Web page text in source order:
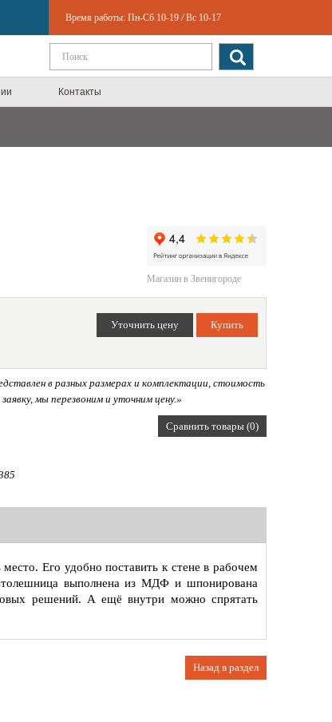
Время работы: Пн-Сб 10-19 / Вс 10-17
Контакты
Магазин в Звенигороде
в разных размерах и комплектации, стоимость
мы перезвоним и уточним цену.»
Сравнить товары (0)
Его удобно поставить к стене в рабочем
выполнена из МДФ и шпонирована
решений. А ещё внутри можно спрятать
Назад в раздел